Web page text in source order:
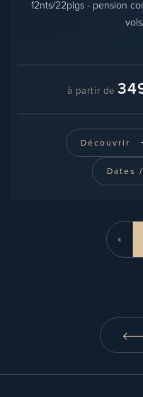
12nts/22plgs - pension
à partir de
Découvrir
Dates
«